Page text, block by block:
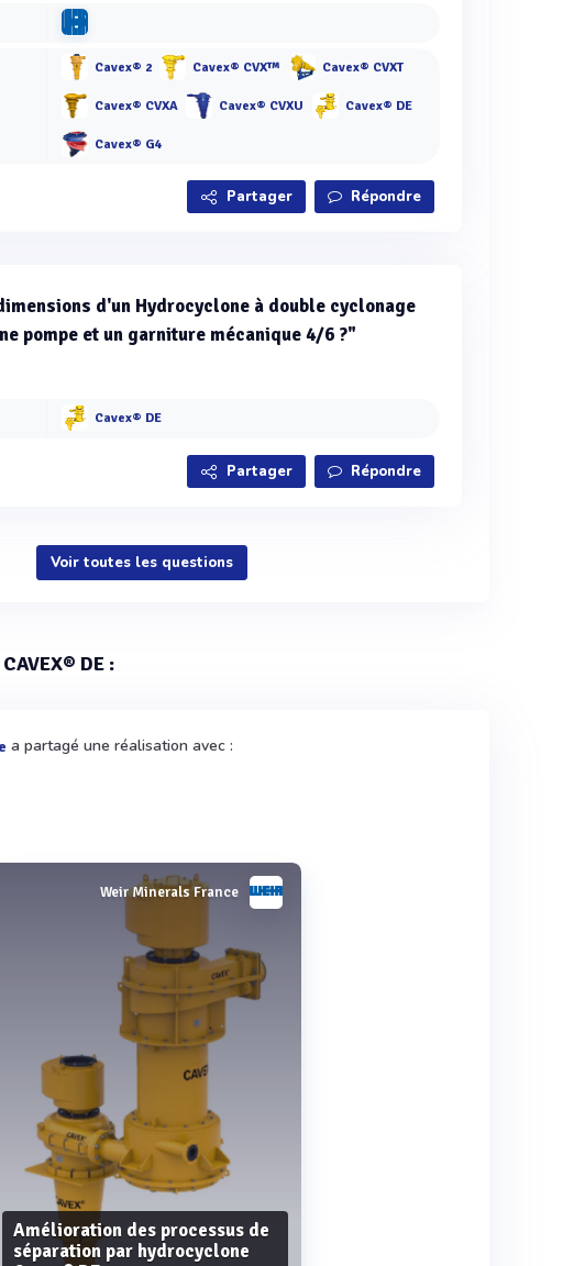
Cavex® 2 Cavex® CVX™ Cavex® CVXT
Cavex® CVXA Cavex® CVXU Cavex® DE
Cavex® G4
Partager Répondre
d'un Hydrocyclone à double cyclonage
pompe et un garniture mécanique 4/6 ?"
Cavex® DE
Partager Répondre
Voir toutes les questions
DE :
a partagé une réalisation avec :
Weir Minerals France
Amélioration des processus de
séparation par hydrocyclone